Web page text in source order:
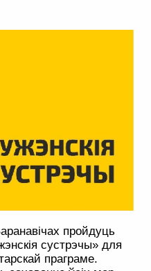
пройдуць
сустрэчы» для
праграме.